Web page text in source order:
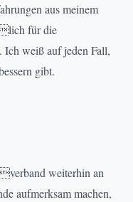
aus meinem
für die
Ich weiß auf jeden Fall,
gibt.
weiterhin an
aufmerksam machen,